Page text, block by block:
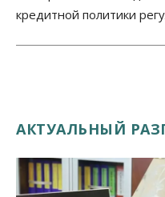
кредитной политики
АКТУАЛЬНЫЙ